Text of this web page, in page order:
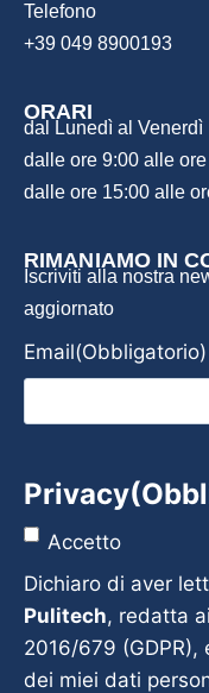
Telefono
+39 049 8900193
ORARI
dal Lunedì al Venerdì
dalle ore 9:00 alle
dalle ore 15:00 alle
RIMANIAMO IN
Iscriviti alla nostra
aggiornato
Email(Obbligatorio)
Privacy
Accetto
Dichiaro di aver
Pulitech, redatta
2016/679
dei miei dati